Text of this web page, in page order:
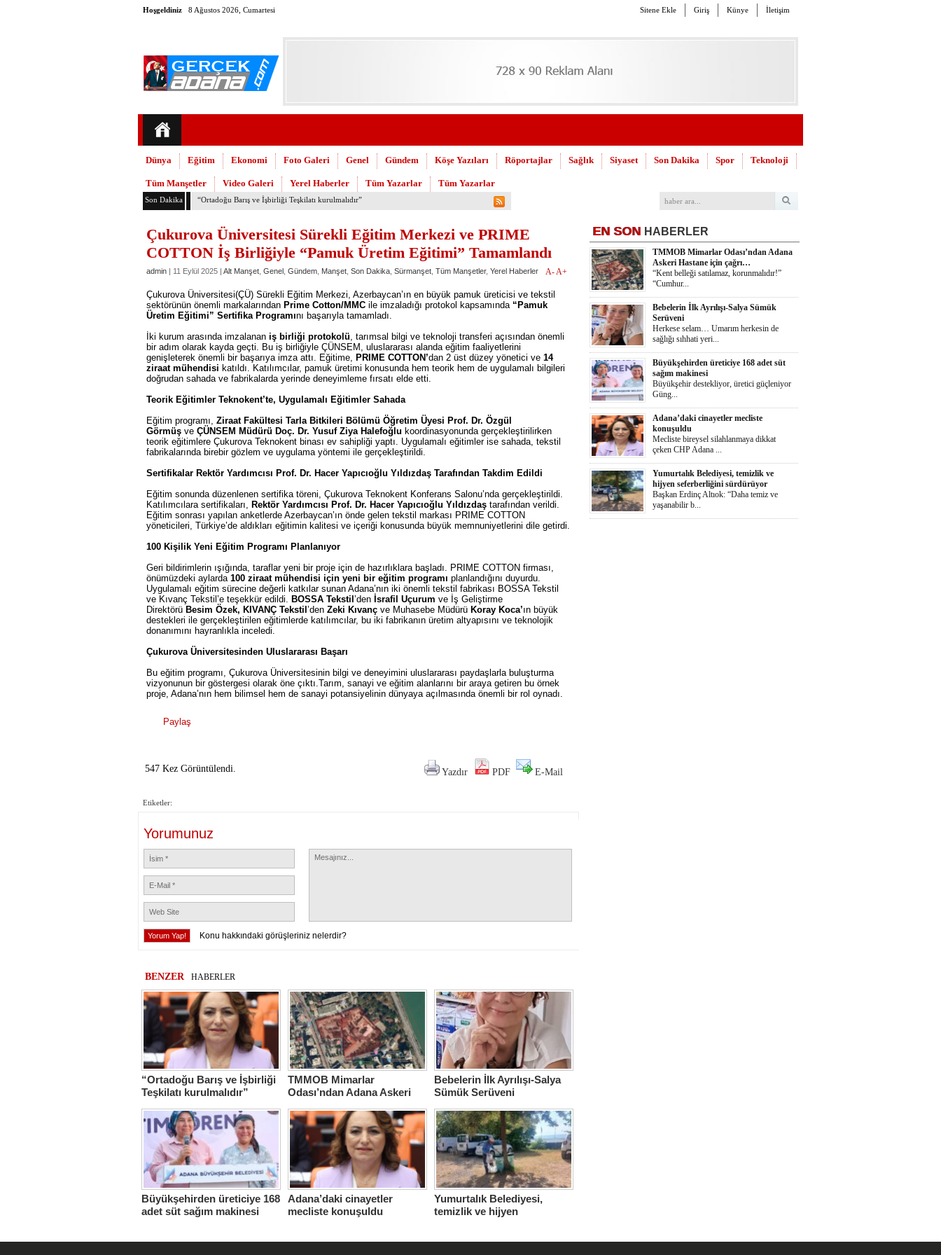
Hoşgeldiniz 8 Ağustos 2026, Cumartesi Sitene Ekle Giriş Künye İletişim
Dünya Eğitim Ekonomi Foto Galeri Genel Gündem Köşe Yazıları Röportajlar Sağlık Siyaset Son Dakika Spor Teknoloji
Tüm Manşetler Video Galeri Yerel Haberler Tüm Yazarlar Tüm Yazarlar
Son Dakika TMMOB Mimarlar Odası’ndan Adana Askeri Hastane için çağrı…
Çukurova Üniversitesi Sürekli Eğitim Merkezi ve PRIME
COTTON İş Birliğiyle “Pamuk Üretim Eğitimi” Tamamlandı
admin | 11 Eylül 2025 | Alt Manşet Genel Gündem Manşet Son Dakika Sürmanşet Tüm Manşetler, Yerel Haberler A-A+
Çukurova Üniversitesi(ÇÜ) Sürekli Eğitim Merkezi, Azerbaycan’ın en büyük pamuk üreticisi ve tekstil
sektörünün önemli markalarından Prime Cotton/MMC ile imzaladığı protokol kapsamında “Pamuk
Üretim Eğitimi” Sertifika Programını başarıyla tamamladı.
İki kurum arasında imzalanan iş birliği protokolü, tarımsal bilgi ve teknoloji transferi açısından önemli
bir adım olarak kayda geçti. Bu iş birliğiyle ÇÜNSEM, uluslararası alanda eğitim faaliyetlerini
genişleterek önemli bir başarıya imza attı. Eğitime, PRIME COTTON’dan 2 üst düzey yönetici ve 14
ziraat mühendisi katıldı. Katılımcılar, pamuk üretimi konusunda hem teorik hem de uygulamalı bilgileri
doğrudan sahada ve fabrikalarda yerinde deneyimleme fırsatı elde etti.
Teorik Eğitimler Teknokent’te, Uygulamalı Eğitimler Sahada
Eğitim programı, Ziraat Fakültesi Tarla Bitkileri Bölümü Öğretim Üyesi Prof. Dr. Özgül
Görmüş ve ÇÜNSEM Müdürü Doç. Dr. Yusuf Ziya Halefoğlu koordinasyonunda gerçekleştirilirken
teorik eğitimlere Çukurova Teknokent binası ev sahipliği yaptı. Uygulamalı eğitimler ise sahada, tekstil
fabrikalarında birebir gözlem ve uygulama yöntemi ile gerçekleştirildi.
Sertifikalar Rektör Yardımcısı Prof. Dr. Hacer Yapıcıoğlu Yıldızdaş Tarafından Takdim Edildi
Eğitim sonunda düzenlenen sertifika töreni, Çukurova Teknokent Konferans Salonu’nda gerçekleştirildi.
Katılımcılara sertifikaları, Rektör Yardımcısı Prof. Dr. Hacer Yapıcıoğlu Yıldızdaş tarafından verildi.
Eğitim sonrası yapılan anketlerde Azerbaycan’ın önde gelen tekstil markası PRIME COTTON
yöneticileri, Türkiye’de aldıkları eğitimin kalitesi ve içeriği konusunda büyük memnuniyetlerini dile getirdi.
100 Kişilik Yeni Eğitim Programı Planlanıyor
Geri bildirimlerin ışığında, taraflar yeni bir proje için de hazırlıklara başladı. PRIME COTTON firması,
önümüzdeki aylarda 100 ziraat mühendisi için yeni bir eğitim programı planlandığını duyurdu.
Uygulamalı eğitim sürecine değerli katkılar sunan Adana’nın iki önemli tekstil fabrikası BOSSA Tekstil
ve Kıvanç Tekstil’e teşekkür edildi. BOSSA Tekstil ’den İsrafil Uçurum ve İş Geliştirme
Direktörü Besim Özek, KIVANÇ Tekstil ’den Zeki Kıvanç ve Muhasebe Müdürü Koray Koca’ın büyük
destekleri ile gerçekleştirilen eğitimlerde katılımcılar, bu iki fabrikanın üretim altyapısını ve teknolojik
donanımını hayranlıkla inceledi.
Çukurova Üniversitesinden Uluslararası Başarı
Bu eğitim programı, Çukurova Üniversitesinin bilgi ve deneyimini uluslararası paydaşlarla buluşturma
vizyonunun bir göstergesi olarak öne çıktı.Tarım, sanayi ve eğitim alanlarını bir araya getiren bu örnek
proje, Adana’nın hem bilimsel hem de sanayi potansiyelinin dünyaya açılmasında önemli bir rol oynadı.
Paylaş
547 Kez Görüntülendi. Yazdır PDF E-Mail
Etiketler:
Yorumunuz
Konu hakkındaki görüşleriniz nelerdir?
BENZER HABERLER
“Ortadoğu Barış ve İşbirliği
Teşkilatı kurulmalıdır”
TMMOB Mimarlar
Odası’ndan Adana Askeri
Bebelerin İlk Ayrılışı-Salya
Sümük Serüveni
Büyükşehirden üreticiye 168
adet süt sağım makinesi
Adana’daki cinayetler
mecliste konuşuldu
Yumurtalık Belediyesi,
temizlik ve hijyen
EN SON HABERLER
TMMOB Mimarlar Odası’ndan Adana
Askeri Hastane için çağrı…
“Kent belleği satılamaz, korunmalıdır!”
“Cumhur...
Bebelerin İlk Ayrılışı-Salya Sümük
Serüveni
Herkese selam… Umarım herkesin de
sağlığı sıhhati yeri...
Büyükşehirden üreticiye 168 adet süt
sağım makinesi
Büyükşehir destekliyor, üretici güçleniyor
Güng...
Adana’daki cinayetler mecliste
konuşuldu
Mecliste bireysel silahlanmaya dikkat
çeken CHP Adana ...
Yumurtalık Belediyesi, temizlik ve
hijyen seferberliğini sürdürüyor
Başkan Erdinç Altıok: “Daha temiz ve
yaşanabilir b...